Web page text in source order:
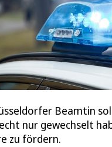
Beamtin
nur gewechselt
zu fördern.